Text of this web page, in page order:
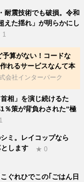
耐震技術でも破損。令和
えた揺れ」が明らかにし
算がない！コードな
れるサービスなんて本
会社インターパーク
相」を演じ続けるた
％策が背負わされた“極
ミ。レイコップなら
します
★ 0
ぐれひでこの｢ごはん日